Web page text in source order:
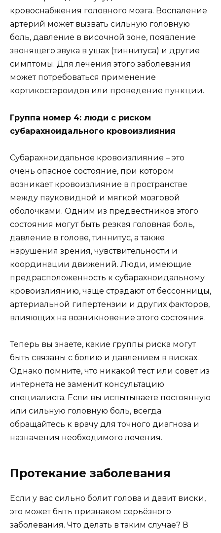
кровоснабжения головного мозга. Воспаление
артерий может вызвать сильную головную
боль, давление в височной зоне, появление
звонящего звука в ушах (тиннитуса) и другие
симптомы. Для лечения этого заболевания
может потребоваться применение
кортикостероидов или проведение пункции.
Группа номер 4: люди с риском
субарахноидального кровоизлияния
Субарахноидальное кровоизлияние – это
очень опасное состояние, при котором
возникает кровоизлияние в пространстве
между пауковидной и мягкой мозговой
оболочками. Одним из предвестников этого
состояния могут быть резкая головная боль,
давление в голове, тиннитус, а также
нарушения зрения, чувствительности и
координации движений. Люди, имеющие
предрасположенность к субарахноидальному
кровоизлиянию, чаще страдают от бессонницы,
артериальной гипертензии и других факторов,
влияющих на возникновение этого состояния.
Теперь вы знаете, какие группы риска могут
быть связаны с болию и давлением в висках.
Однако помните, что никакой тест или совет из
интернета не заменит консультацию
специалиста. Если вы испытываете постоянную
или сильную головную боль, всегда
обращайтесь к врачу для точного диагноза и
назначения необходимого лечения.
Протекание заболевания
Если у вас сильно болит голова и давит виски,
это может быть признаком серьёзного
заболевания. Что делать в таким случае? В